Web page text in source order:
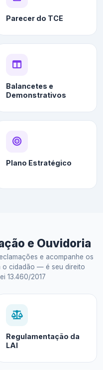
Parecer do TCE
Balancetes e
Demonstrativos
Plano Estratégico
e Ouvidoria
e acompanhe os
o cidadão — é seu direito
13.460/2017
Regulamentação da
LAI